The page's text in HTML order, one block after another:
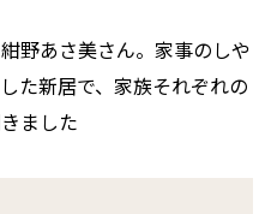
野あさ美さん。家事のしや
た新居で、家族それぞれの
ました